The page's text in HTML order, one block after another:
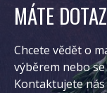
MÁTE
Chcete vědět o
výběrem nebo
Kontaktujete nás